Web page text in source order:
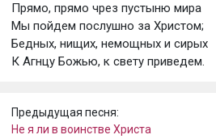
Прямо, прямо чрез пустыню мира
Мы пойдем послушно за Христом;
Бедных, нищих, немощных и сирых
К Агнцу Божью, к свету приведем.
Предыдущая песня:
Не я ли в воинстве Христа